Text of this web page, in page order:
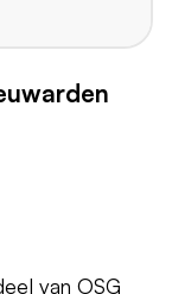
van OSG